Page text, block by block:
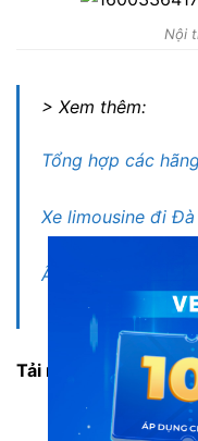
Nội
> Xem thêm:
Tổng hợp các
Xe limousine đi
Ẩm thực Đà Nẵng
Tải ngay App VeXeRe
đáo cho